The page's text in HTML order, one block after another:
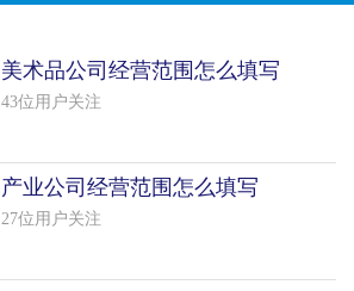
美术品公司经营范围怎么填写
（18个模板）
43位用户关注
产业公司经营范围怎么填写
（50个模板）
27位用户关注